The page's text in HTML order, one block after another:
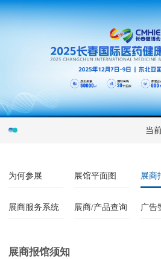
当
为何参展 展馆平面图 展商
展商服务系统 展商/产品查询 广告
展商报馆须知